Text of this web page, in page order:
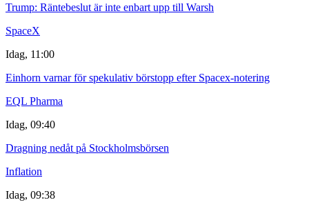
Trump: Räntebeslut är inte enbart upp till Warsh
SpaceX
Idag, 11:00
Einhorn varnar för spekulativ börstopp efter Spacex-notering
EQL Pharma
Idag, 09:40
Dragning nedåt på Stockholmsbörsen
Inflation
Idag, 09:38